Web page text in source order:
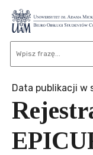
Data publikacji w